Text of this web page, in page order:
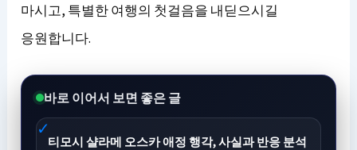
마시고, 특별한 여행의 첫걸음을 내딛으시길
응원합니다.
바로 이어서 보면 좋은 글
티모시 샬라메 오스카 애정 행각, 사실과 반응 분석